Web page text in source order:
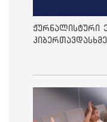
ჟურნალისტური